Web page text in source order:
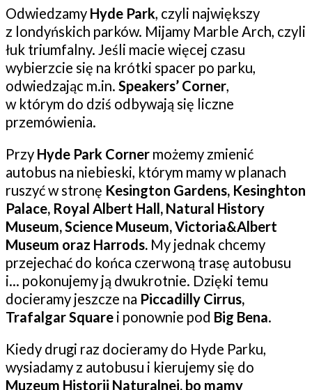
Odwiedzamy Hyde Park, czyli największy
z londyńskich parków. Mijamy Marble Arch, czyli
łuk triumfalny. Jeśli macie więcej czasu
wybierzcie się na krótki spacer po parku,
odwiedzając m.in. Speakers’ Corner,
w którym do dziś odbywają się liczne
przemówienia.
Przy Hyde Park Corner możemy zmienić
autobus na niebieski, którym mamy w planach
ruszyć w stronę Kesington Gardens, Kesinghton
Palace, Royal Albert Hall, Natural History
Museum, Science Museum, Victoria&Albert
Museum oraz Harrods. My jednak chcemy
przejechać do końca czerwoną trasę autobusu
i… pokonujemy ją dwukrotnie. Dzięki temu
docieramy jeszcze na Piccadilly Cirrus,
Trafalgar Square i ponownie pod Big Bena.
Kiedy drugi raz docieramy do Hyde Parku,
wysiadamy z autobusu i kierujemy się do
Muzeum Historii Naturalnej, bo mamy